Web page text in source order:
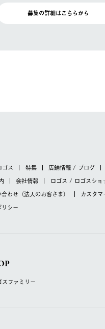
募集の詳細はこちらから
ゴス 特集 店舗情報 / ブログ
会社情報 ロゴス / ロゴスショ
合わせ （法人のお客さま） カスタマ
シー
スファミリー